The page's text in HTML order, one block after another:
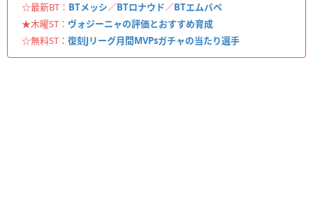
☆最新BT： BTメッシ／BTロナウド／BTエムバペ
★木曜ST： ヴォジーニャの評価とおすすめ育成
☆無料ST： 復刻Jリーグ月間MVPsガチャの当たり選手